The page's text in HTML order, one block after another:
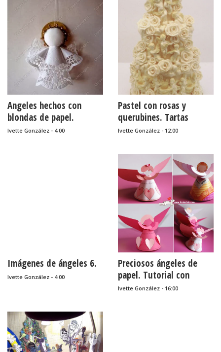
Angeles hechos con
blondas de papel.
Ivette González - 4:00
Pastel con rosas y
querubines. Tartas
originales.
Ivette González - 12:00
Imágenes de ángeles 6.
Ivette González - 4:00
Preciosos ángeles de
papel. Tutorial con
plantillas e imprimibles.
Ivette González - 16:00